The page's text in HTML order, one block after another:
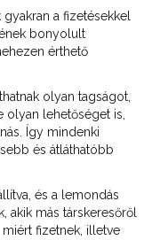
a fizetésekkel
bonyolult
érthető
olyan tagságot,
olyan lehetőséget is,
Így mindenki
és átláthatóbb
és a lemondás
akik más társkeresőről
fizetnek, illetve